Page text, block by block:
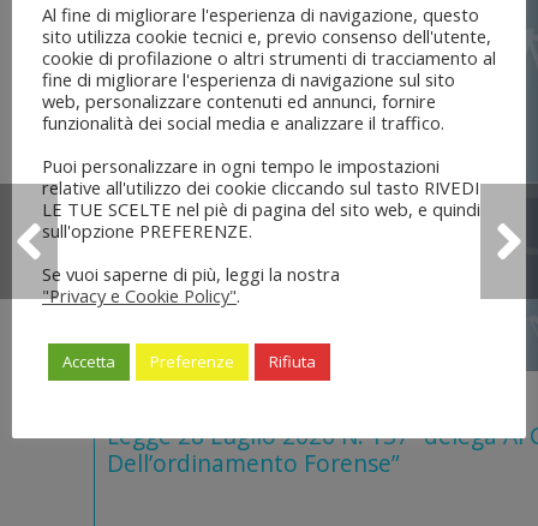
Legge 28 Luglio 2026 N. 137 “delega
Dell’ordinamento Forense”
Al fine di migliorare l'esperienza di navigazione, questo
sito utilizza cookie tecnici e, previo consenso dell'utente,
cookie di profilazione o altri strumenti di tracciamento al
fine di migliorare l'esperienza di navigazione sul sito
web, personalizzare contenuti ed annunci, fornire
funzionalità dei social media e analizzare il traffico.
Puoi personalizzare in ogni tempo le impostazioni
relative all'utilizzo dei cookie cliccando sul tasto RIVEDI
LE TUE SCELTE nel piè di pagina del sito web, e quindi
sull'opzione PREFERENZE.
Se vuoi saperne di più, leggi la nostra
"Privacy e Cookie Policy".
Accetta Preferenze Rifiuta